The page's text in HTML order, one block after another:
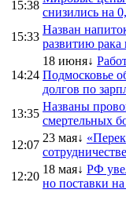
15:38
снизились на
15:33
Назван
развитию рака
14:24
18 июня↓
Подмосковье
долгов по
13:35
Названы
смертельных
12:07
23 мая↓
12:20
18 мая↓ РФ
но поставки